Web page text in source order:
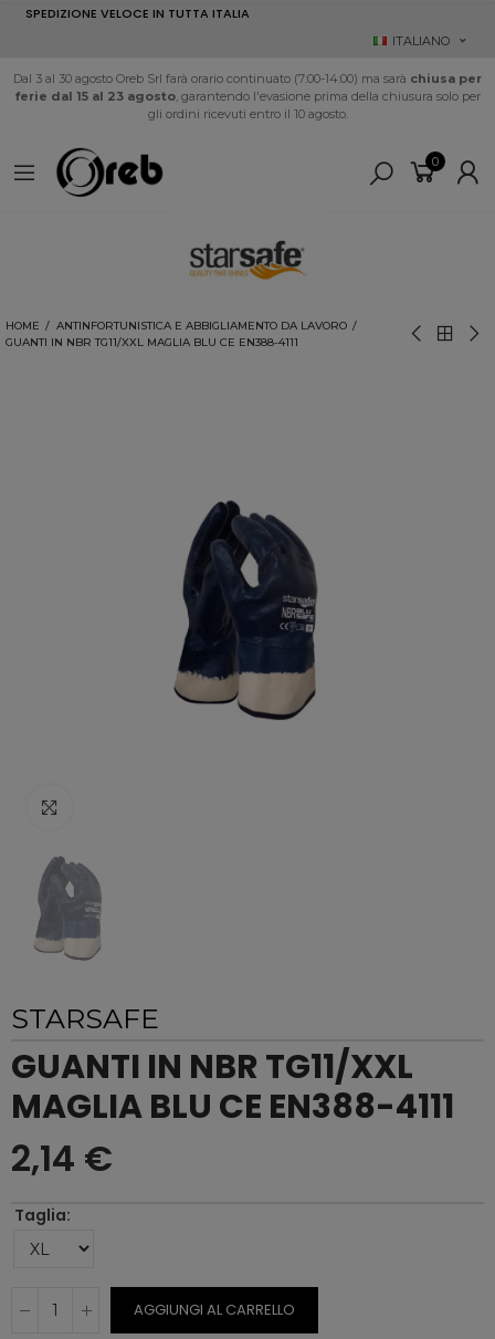
SPEDIZIONE VELOCE IN TUTTA ITALIA
ITALIANO
Dal 3 al 30 agosto Oreb Srl farà orario continuato (7:00-14:00) ma sarà chiusa per
ferie dal 15 al 23 agosto, garantendo l'evasione prima della chiusura solo per
gli ordini ricevuti entro il 10 agosto.
0
HOME
ANTINFORTUNISTICA E ABBIGLIAMENTO DA LAVORO
GUANTI IN NBR TG11/XXL MAGLIA BLU CE EN388-4111
STARSAFE
GUANTI IN NBR TG11/XXL
MAGLIA BLU CE EN388-4111
2,14 €
Taglia
AGGIUNGI AL CARRELLO